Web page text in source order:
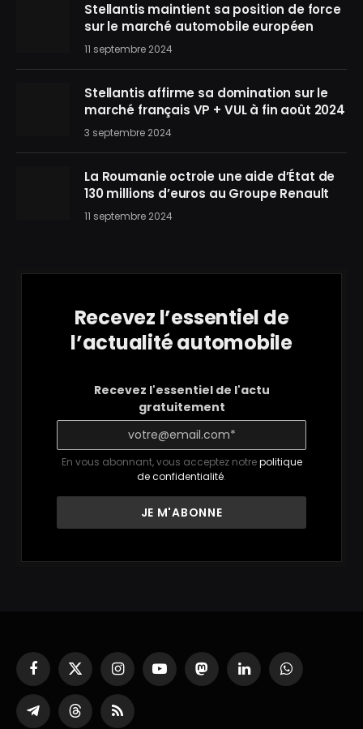
Stellantis maintient sa position de force
sur le marché automobile européen
11 septembre 2024
Stellantis affirme sa domination sur le
marché français VP + VUL à fin août 2024
3 septembre 2024
La Roumanie octroie une aide d’État de
130 millions d’euros au Groupe Renault
11 septembre 2024
Recevez l’essentiel de
l’actualité automobile
Recevez l'essentiel de l'actu
gratuitement
En vous abonnant, vous acceptez notrepolitique
de confidentialité.
Facebook
X
(Twitter)
InstagramYouTubeMastodonLinkedInWhatsApp
PartagerThreadsRSS